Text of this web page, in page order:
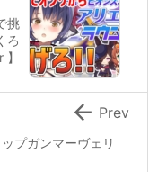
挑
ろ
プガンマーヴェリ
 Prev